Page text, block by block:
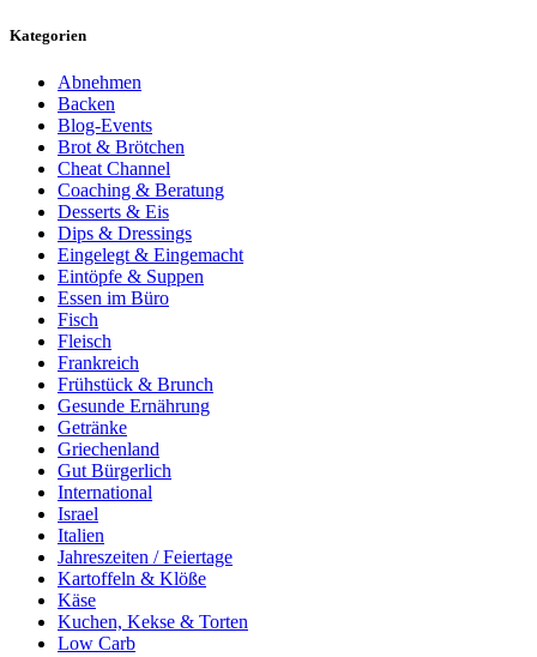
Kategorien
Abnehmen
Backen
Blog-Events
Brot & Brötchen
Cheat Channel
Coaching & Beratung
Desserts & Eis
Dips & Dressings
Eingelegt & Eingemacht
Eintöpfe & Suppen
Essen im Büro
Fisch
Fleisch
Frankreich
Frühstück & Brunch
Gesunde Ernährung
Getränke
Griechenland
Gut Bürgerlich
International
Israel
Italien
Jahreszeiten / Feiertage
Kartoffeln & Klöße
Käse
Kuchen, Kekse & Torten
Low Carb